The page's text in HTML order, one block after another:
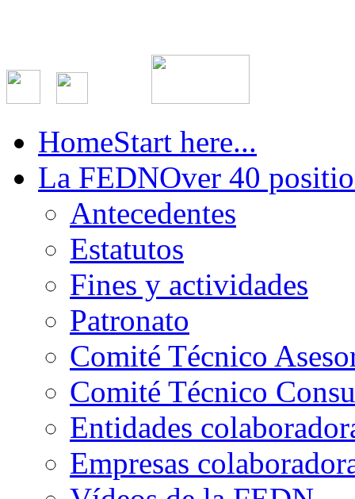
HomeStart here...
La FEDNOver 40
Antecedentes
Estatutos
Fines y actividades
Patronato
Comité Técnico
Comité Técnico
Entidades
Empresas